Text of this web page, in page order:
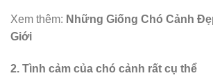
Xem thêm: Những Giống Chó Cảnh
Giới
2. Tình cảm của chó cảnh rất cụ thể